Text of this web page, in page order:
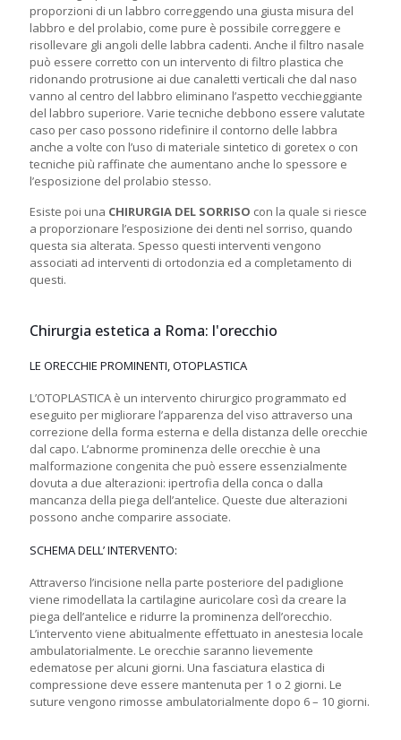
proporzioni di un labbro correggendo una giusta misura del
labbro e del prolabio, come pure è possibile correggere e
risollevare gli angoli delle labbra cadenti. Anche il filtro nasale
può essere corretto con un intervento di filtro plastica che
ridonando protrusione ai due canaletti verticali che dal naso
vanno al centro del labbro eliminano l’aspetto vecchieggiante
del labbro superiore. Varie tecniche debbono essere valutate
caso per caso possono ridefinire il contorno delle labbra
anche a volte con l’uso di materiale sintetico di goretex o con
tecniche più raffinate che aumentano anche lo spessore e
l’esposizione del prolabio stesso.
Esiste poi una CHIRURGIA DEL SORRISO con la quale si riesce
a proporzionare l’esposizione dei denti nel sorriso, quando
questa sia alterata. Spesso questi interventi vengono
associati ad interventi di ortodonzia ed a completamento di
questi.
Chirurgia estetica a Roma: l'orecchio
LE ORECCHIE PROMINENTI, OTOPLASTICA
L’OTOPLASTICA è un intervento chirurgico programmato ed
eseguito per migliorare l’apparenza del viso attraverso una
correzione della forma esterna e della distanza delle orecchie
dal capo. L’abnorme prominenza delle orecchie è una
malformazione congenita che può essere essenzialmente
dovuta a due alterazioni: ipertrofia della conca o dalla
mancanza della piega dell’antelice. Queste due alterazioni
possono anche comparire associate.
SCHEMA DELL’ INTERVENTO:
Attraverso l’incisione nella parte posteriore del padiglione
viene rimodellata la cartilagine auricolare così da creare la
piega dell’antelice e ridurre la prominenza dell’orecchio.
L’intervento viene abitualmente effettuato in anestesia locale
ambulatorialmente. Le orecchie saranno lievemente
edematose per alcuni giorni. Una fasciatura elastica di
compressione deve essere mantenuta per 1 o 2 giorni. Le
suture vengono rimosse ambulatorialmente dopo 6 – 10 giorni.